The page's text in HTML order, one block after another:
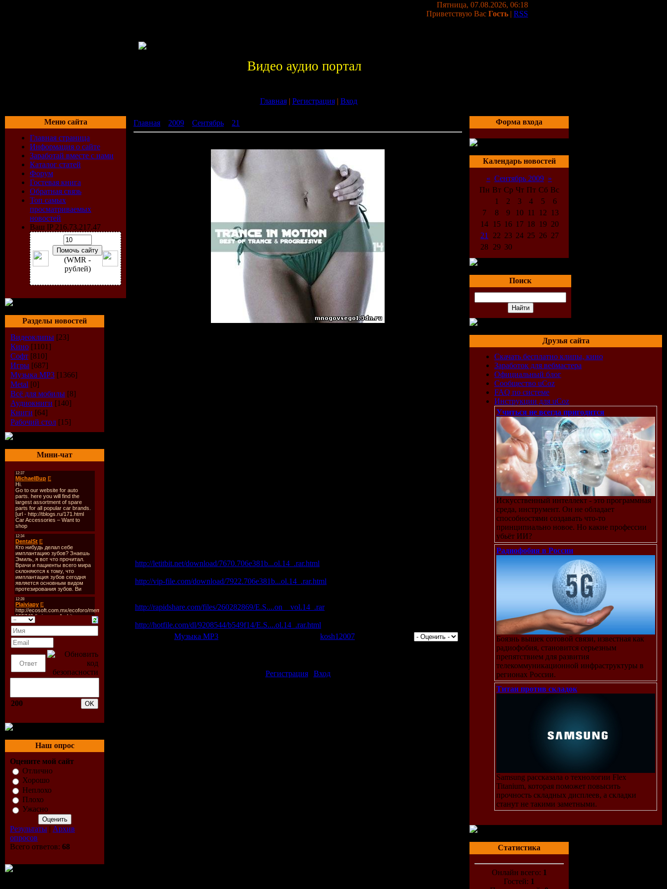
Пятница, 07.08.2026, 06:18
Приветствую Вас Гость | RSS
Видео аудио портал
Главная| Регистрация| Вход
Меню сайта
Главная страница
Информация о сайте
Заработай вместе с нами
Каталог статей
Форум
Гостевая книга
Обратная связь
Топ самых
просматриваемых
новостей
Ваш IP 216.73.217.47
(WMR -
рублей)
Разделы новостей
Видеоклипы [23]
Кино [1101]
Софт [810]
Игры [687]
Музыка МР3 [1366]
Metal [0]
Всё для мобилы [8]
Аудиокниги [140]
Книги [64]
Рабочий стол [15]
Мини-чат
200
Наш опрос
Оцените мой сайт
Отлично
Хорошо
Неплохо
Плохо
Ужасно
Результаты | Архив
опросов
Всего ответов: 68
Главная 2009 Сентябрь 21
http://letitbit.net/download/7670.706e381b...ol.14_.rar.html
http://vip-file.com/download/7922.706e381b...ol.14_.rar.html
http://rapidshare.com/files/260282869/E.S....on__vol.14_.rar
http://hotfile.com/dl/9208544/b549f14/E.S....ol.14_.rar.html
Музыка МР3 kosh12007
Регистрация| Вход]
Форма входа
Календарь новостей
« Сентябрь 2009 »
Пн Вт Ср Чт Пт Сб Вс
1
2 3 4 5
6
7
8 9 10 11 12
13
14
15 16 17 18 19 20
21
22 23 24 25 26 27
28 29 30
Поиск
Друзья сайта
Скачать бесплатно клипы, кино
Заработок для вебмастера
Официальный блог
Сообщество uCoz
FAQ по системе
Инструкции для uCoz
Учиться не всегда пригодится
Искусственный интеллект - это программная
среда, инструмент. Он не обладает
способностями создавать что-то
принципиально новое. Но какие профессии
убьёт ИИ?
Радиофобия в России
Боязнь вышек сотовой связи, известная как
радиофобия, становится серьезным
препятствием для развития
телекоммуникационной инфраструктуры в
регионах России.
Титан против складок
Samsung рассказала о технологии Flex
Titanium, которая поможет повысить
прочность складных дисплеев, а складки
станут не такими заметными.
Статистика
Онлайн всего: 1
Гостей: 1